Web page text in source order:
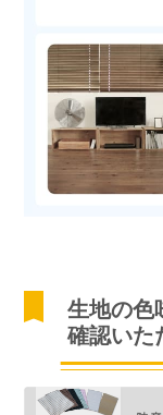
生地の色
確認いた